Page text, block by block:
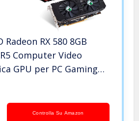
Radeon RX 580 8GB
Computer Video
GPU per PC Gaming
12 DVI, HDMI,
Controlla Su Amazon